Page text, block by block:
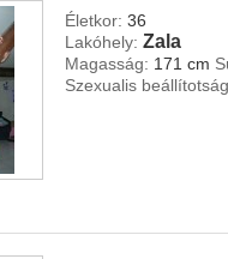
Életkor: 36
Lakóhely: Zala
Magasság: 171 cm
Szexualis